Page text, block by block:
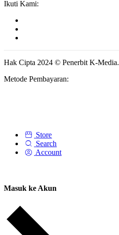
Ikuti Kami:
Hak Cipta 2024 © Penerbit K-Media.
Metode Pembayaran:
Store
Search
Account
Masuk ke Akun